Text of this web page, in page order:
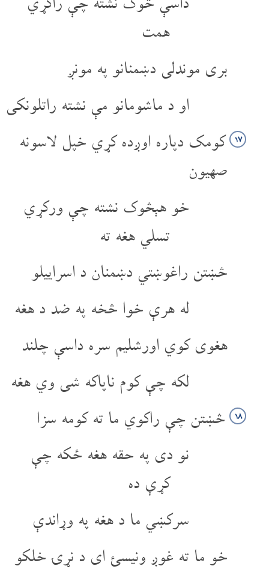
همت
بری موندلی دښمنانو په مونږ
او د ماشومانو مې نشته راتلونکی
۱۷ کومک دپاره اوږده کړي خپل لاسونه
صهیون
خو هېڅوک نشته چې ورکړي
تسلي هغه ته
څښتن راغوښتي دښمنان د اسراییلو
له هرې خوا څخه په ضد د هغه
هغوی کوي اورشلیم سره داسې چلند
لکه چې کوم ناپاکه شی وي هغه
۱۸ څښتن چې راکوي ما ته کومه سزا
نو دی په حقه هغه ځکه چې
کړې ده
سرکښي ما د هغه په وړاندې
خو ما ته غوږ ونیسئ ای د نړۍ خلکو